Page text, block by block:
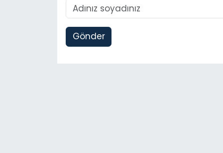
Gönder